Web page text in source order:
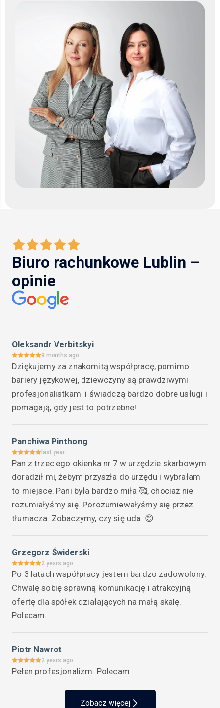
Biuro rachunkowe Lublin –
opinie
Oleksandr Verbitskyi
9 months ago
Dziękujemy za znakomitą współpracę, pomimo
bariery językowej, dziewczyny są prawdziwymi
profesjonalistkami i świadczą bardzo dobre usługi i
pomagają, gdy jest to potrzebne!
Panchiwa Pinthong
last year
Pan z trzeciego okienka nr 7 w urzędzie skarbowym
doradził mi, żebym przyszła do urzędu i wybrałam
to miejsce. Pani była bardzo miła 🥰, chociaż nie
rozumiałyśmy się. Porozumiewałyśmy się przez
tłumacza. Zobaczymy, czy się uda. 😊
Grzegorz Świderski
2 years ago
Po 3 latach współpracy jestem bardzo zadowolony.
Chwalę sobię sprawną komunikację i atrakcyjną
ofertę dla spółek działających na małą skalę.
Polecam.
Piotr Nawrot
2 years ago
Pełen profesjonalizm. Polecam
Zobacz więcej